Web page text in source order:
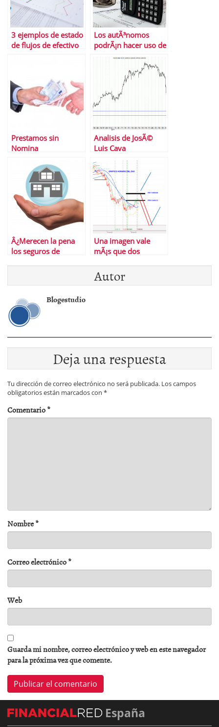
3 ejemplos de estado
de flujos de efectivo
Los autÃ³nomos
podrÃ¡n hacer uso de
la prestaciÃ³n por
cese de negocio sin
necesidad de
acreditar falta de
negocio
Prestamos sin
Nomina
Analisis de JosÃ©
Luis Cava
Â¿Merecen la pena
los seguros de
Una imagen vale
mÃ¡s que dos
Autor
Blogestudio
Deja una respuesta
Tu dirección de correo electrónico no será publicada. Los campos
obligatorios están marcados con *
Comentario*
Nombre*
Correo electrónico*
Web
Guarda mi nombre, correo electrónico y web en este navegador
para la próxima vez que comente.
España